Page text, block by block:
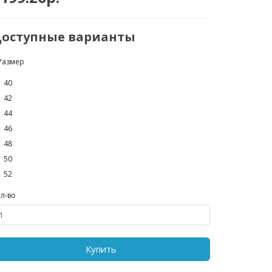
варианты
40
42
44
46
48
50
52
во
Купить